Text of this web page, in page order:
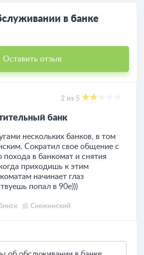
в банке
Оставить отзыв
2 из 5
банк
нескольких банков, в том
Сократил свое общение с
в банкомат и снятия
приходишь к этим
начинает глаз
попал в 90е)))
Снежинский